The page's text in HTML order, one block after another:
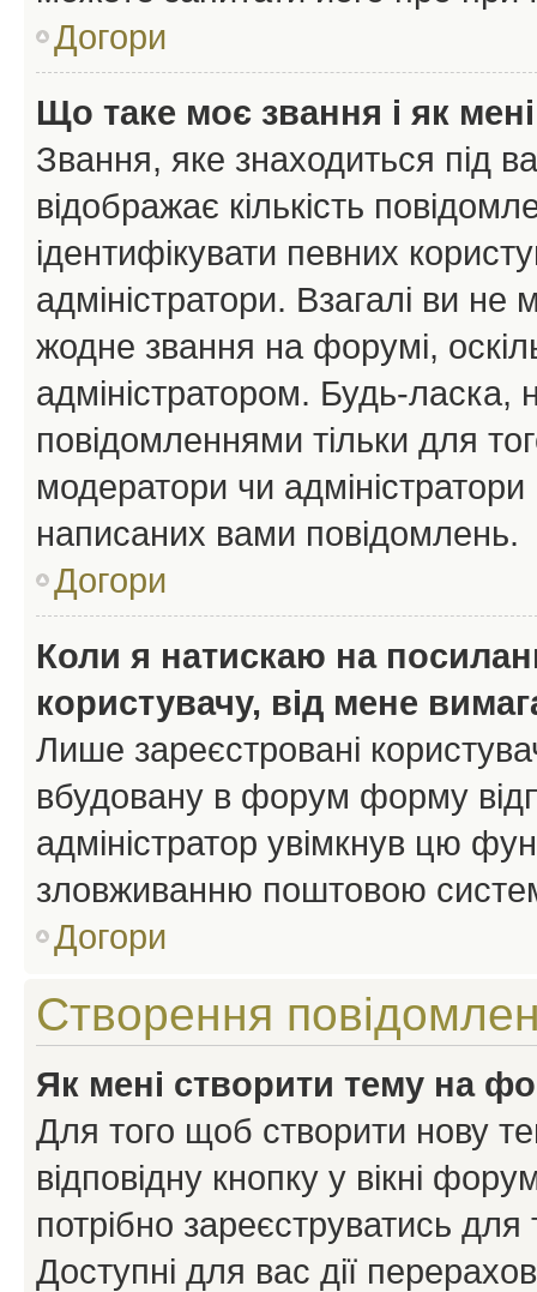
Догори
Що таке моє звання і як
Звання, яке знаходиться під
відображає кількість
ідентифікувати певних
адміністратори. Взагалі ви
жодне звання на форумі,
адміністратором. Будь-
повідомленнями тільки для
модератори чи
написаних вами повідомлень.
Догори
Коли я натискаю на
користувачу, від мене
Лише зареєстровані
вбудовану в форум форму
адміністратор увімкнув цю
зловживанню поштовою
Догори
Створення
Як мені створити тему на
Для того щоб створити нову
відповідну кнопку у вікні
потрібно зареєструватись
Доступні для вас дії